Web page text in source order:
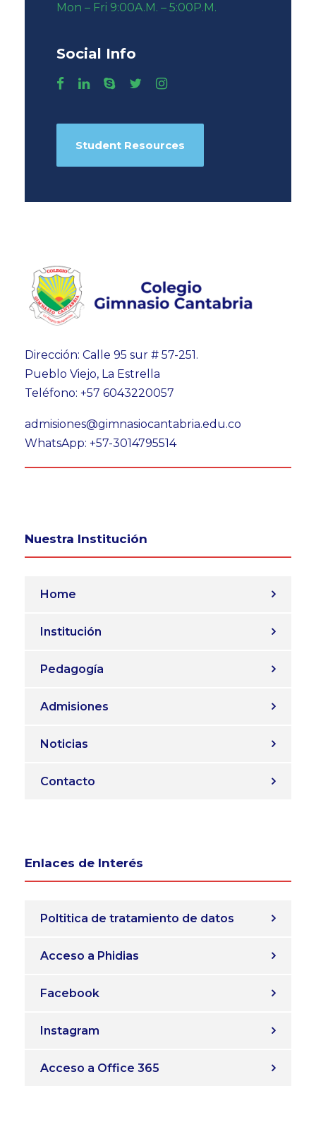
Mon – Fri 9:00A.M. – 5:00P.M.
Social Info
Student Resources
Dirección: Calle 95 sur # 57-251.
Pueblo Viejo, La Estrella
Teléfono: +57 6043220057
admisiones@gimnasiocantabria.edu.co
WhatsApp: +57-3014795514
Nuestra Institución
Home
Institución
Pedagogía
Admisiones
Noticias
Contacto
Enlaces de Interés
Poltitica de tratamiento de datos
Acceso a Phidias
Facebook
Instagram
Acceso a Office 365